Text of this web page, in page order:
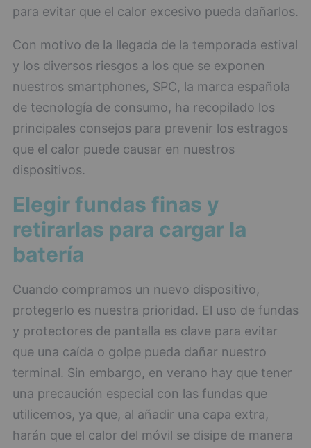
para evitar que el calor excesivo pueda dañarlos.
Con motivo de la llegada de la temporada estival
y los diversos riesgos a los que se exponen
nuestros smartphones, SPC, la marca española
de tecnología de consumo, ha recopilado los
principales consejos para prevenir los estragos
que el calor puede causar en nuestros
dispositivos.
Elegir fundas finas y
retirarlas para cargar la
batería
Cuando compramos un nuevo dispositivo,
protegerlo es nuestra prioridad. El uso de fundas
y protectores de pantalla es clave para evitar
que una caída o golpe pueda dañar nuestro
terminal. Sin embargo, en verano hay que tener
una precaución especial con las fundas que
utilicemos, ya que, al añadir una capa extra,
harán que el calor del móvil se disipe de manera